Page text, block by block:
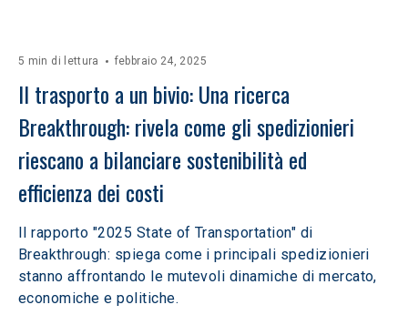
5 min di lettura febbraio 24, 2025
Il trasporto a un bivio: Una ricerca
Breakthrough: rivela come gli spedizionieri
riescano a bilanciare sostenibilità ed
efficienza dei costi
Il rapporto "2025 State of Transportation" di
Breakthrough: spiega come i principali spedizionieri
stanno affrontando le mutevoli dinamiche di mercato,
economiche e politiche.